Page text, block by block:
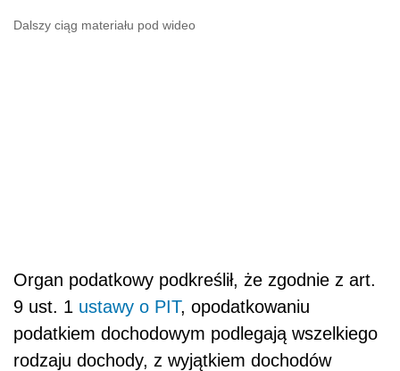
Dalszy ciąg materiału pod wideo
Organ podatkowy podkreślił, że zgodnie z art.
9 ust. 1 ustawy o PIT, opodatkowaniu
podatkiem dochodowym podlegają wszelkiego
rodzaju dochody, z wyjątkiem dochodów